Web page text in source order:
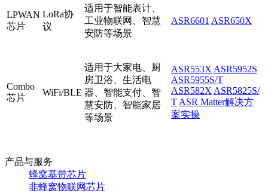
LPWAN
芯片
LoRa协
议
适用于智能表计、
工业物联网、智慧
安防等场景
ASR6601 ASR650X
Combo
芯片
WiFi/BLE
适用于大家电、厨
房卫浴、生活电
器、智能支付、智
慧安防、智能家居
等场景
ASR553X ASR5952S
ASR5955S/T
ASR582X ASR5825S/
T ASR Matter解决方
案实操
产品与服务
蜂窝基带芯片
非蜂窝物联网芯片